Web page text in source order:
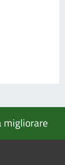
migliorare